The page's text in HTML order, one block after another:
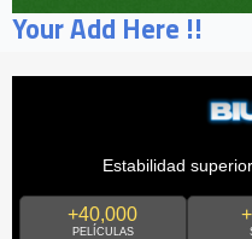
Your Add Here !!
Estabilidad
+40,000
PELÍCULAS